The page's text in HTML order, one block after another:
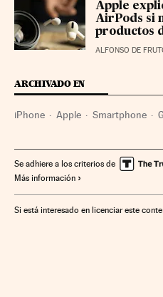
Apple
AirPods si
productos
ALFONSO DE
ARCHIVADO EN
iPhone Apple Smartphone
Telefonía móvil Empresas
Comunicaciones Ciencia
Se adhiere a los criterios de
Más información
Si está interesado en licenciar este